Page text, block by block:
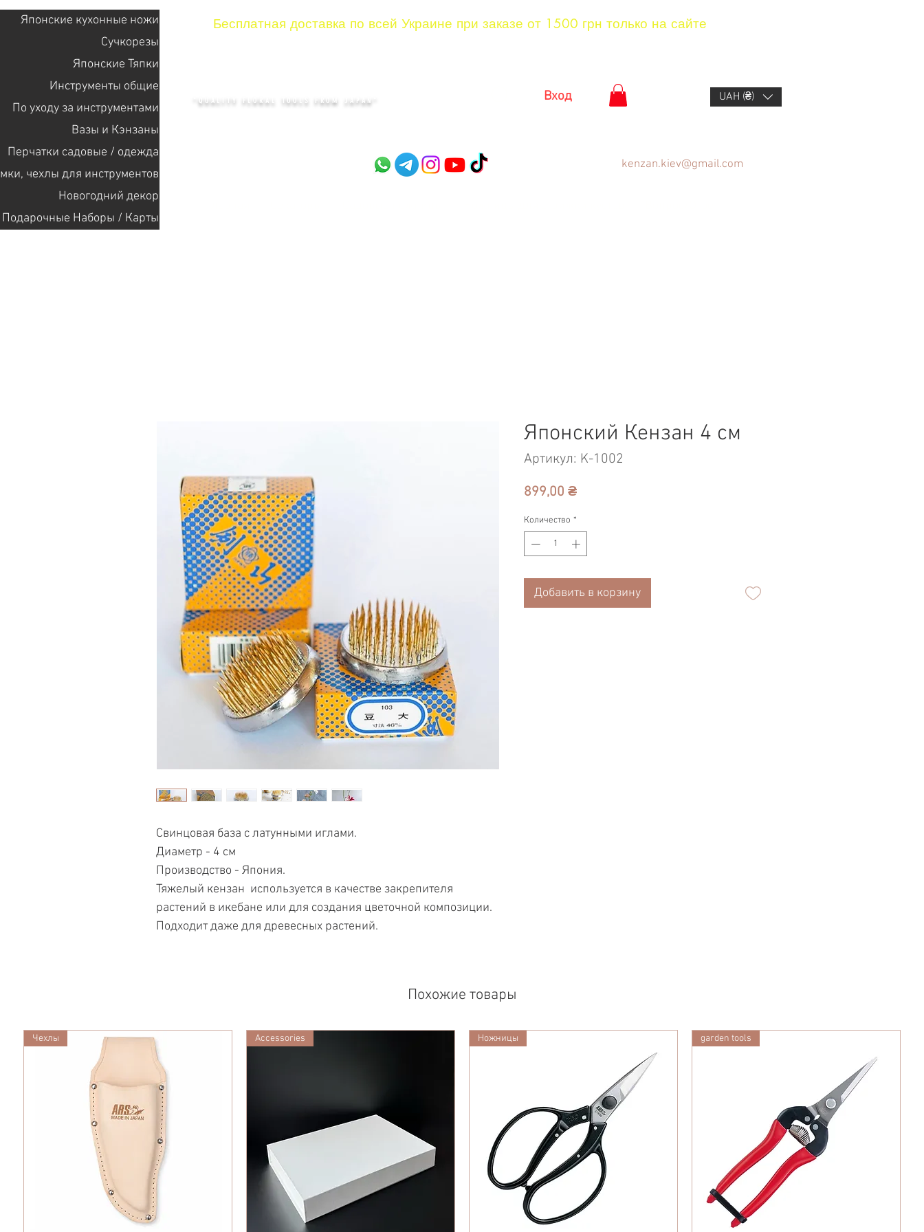
Японские кухонные ножи
Сучкорезы
Японские Тяпки
Инструменты общие
По уходу за инструментами
Bазы и Кэнзаны
Перчатки садовые / одежда
чехлы для инструментов
Новогодний декор
Подарочные Наборы / Карты
Бесплатная доставка по всей Украине при заказе от 1500 грн только на сайте
"QUALITY FLORAL TOOLS FROM JAPAN"​ Вход UAH (₴)
kenzan.kiev@gmail.com
Свинцовая база с латунными иглами.
Диаметр - 4 см
Производство - Япония.
Тяжелый кензан используется в качестве закрепителя
растений в икебане или для создания цветочной композиции.
Подходит даже для древесных растений.
Японский Кензан 4 см
Артикул: K-1002
899,00 ₴Цена
Количество *
Добавить в корзину
Похожие товары
Чехлы Accessories Ножницы garden tools